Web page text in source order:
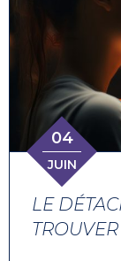
04
JUIN
LE